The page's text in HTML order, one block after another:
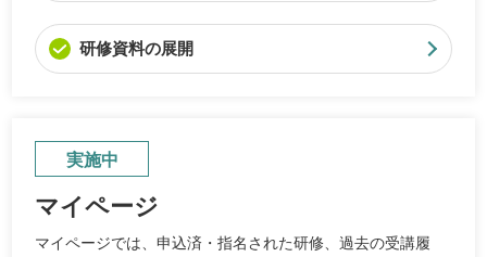
研修資料の展開
実施中
マイページ
マイページでは、申込済・指名された研修、過去の受講履